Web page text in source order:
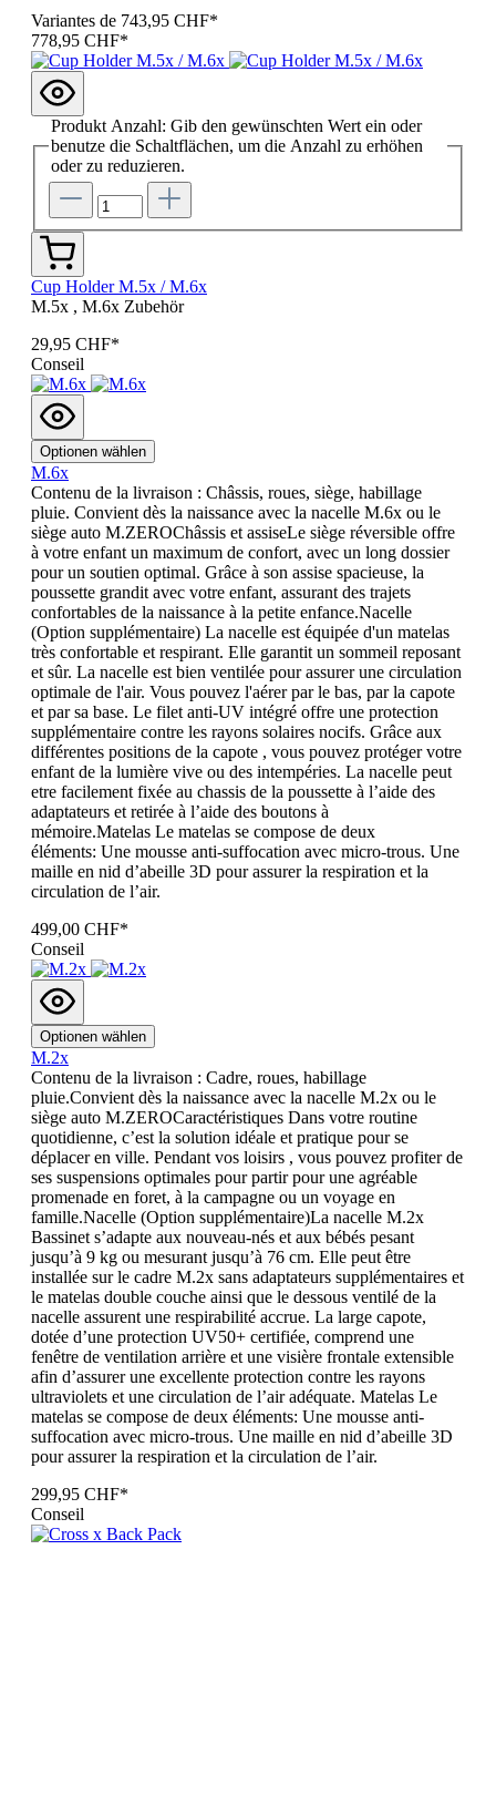
Variantes de 743,95 CHF*
778,95 CHF*
Produkt Anzahl: Gib den gewünschten Wert ein oder
benutze die Schaltflächen, um die Anzahl zu erhöhen
oder zu reduzieren.
Cup Holder M.5x / M.6x
M.5x , M.6x Zubehör
29,95 CHF*
Conseil
Optionen wählen
M.6x
Contenu de la livraison : Châssis, roues, siège, habillage
pluie. Convient dès la naissance avec la nacelle M.6x ou le
siège auto M.ZEROChâssis et assiseLe siège réversible offre
à votre enfant un maximum de confort, avec un long dossier
pour un soutien optimal. Grâce à son assise spacieuse, la
poussette grandit avec votre enfant, assurant des trajets
confortables de la naissance à la petite enfance.Nacelle
(Option supplémentaire) La nacelle est équipée d'un matelas
très confortable et respirant. Elle garantit un sommeil reposant
et sûr. La nacelle est bien ventilée pour assurer une circulation
optimale de l'air. Vous pouvez l'aérer par le bas, par la capote
et par sa base. Le filet anti-UV intégré offre une protection
supplémentaire contre les rayons solaires nocifs. Grâce aux
différentes positions de la capote , vous pouvez protéger votre
enfant de la lumière vive ou des intempéries. La nacelle peut
etre facilement fixée au chassis de la poussette à l’aide des
adaptateurs et retirée à l’aide des boutons à
mémoire.Matelas Le matelas se compose de deux
éléments: Une mousse anti-suffocation avec micro-trous. Une
maille en nid d’abeille 3D pour assurer la respiration et la
circulation de l’air.
499,00 CHF*
Conseil
Optionen wählen
M.2x
Contenu de la livraison : Cadre, roues, habillage
pluie.Convient dès la naissance avec la nacelle M.2x ou le
siège auto M.ZEROCaractéristiques Dans votre routine
quotidienne, c’est la solution idéale et pratique pour se
déplacer en ville. Pendant vos loisirs , vous pouvez profiter de
ses suspensions optimales pour partir pour une agréable
promenade en foret, à la campagne ou un voyage en
famille.Nacelle (Option supplémentaire)La nacelle M.2x
Bassinet s’adapte aux nouveau-nés et aux bébés pesant
jusqu’à 9 kg ou mesurant jusqu’à 76 cm. Elle peut être
installée sur le cadre M.2x sans adaptateurs supplémentaires et
le matelas double couche ainsi que le dessous ventilé de la
nacelle assurent une respirabilité accrue. La large capote,
dotée d’une protection UV50+ certifiée, comprend une
fenêtre de ventilation arrière et une visière frontale extensible
afin d’assurer une excellente protection contre les rayons
ultraviolets et une circulation de l’air adéquate. Matelas Le
matelas se compose de deux éléments: Une mousse anti-
suffocation avec micro-trous. Une maille en nid d’abeille 3D
pour assurer la respiration et la circulation de l’air.
299,95 CHF*
Conseil